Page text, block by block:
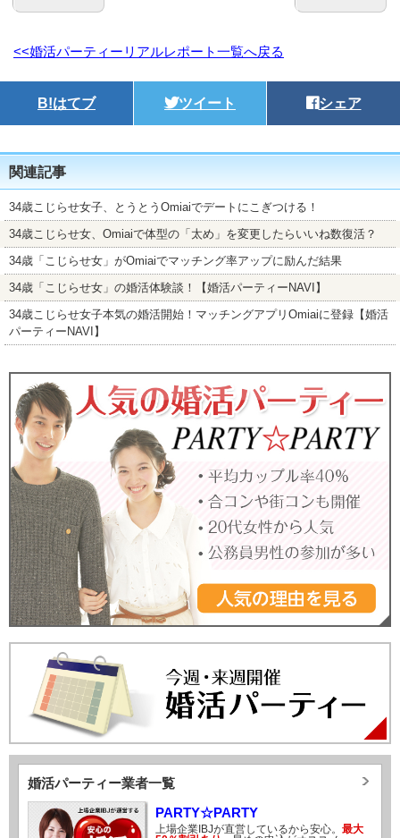
<<婚活パーティーリアルレポート一覧へ戻る
B!はてブ ツイート シェア
関連記事
34歳こじらせ女子、とうとうOmiaiでデートにこぎつける！
34歳こじらせ女、Omiaiで体型の「太め」を変更したらいいね数復活？
34歳「こじらせ女」がOmiaiでマッチング率アップに励んだ結果
34歳「こじらせ女」の婚活体験談！【婚活パーティーNAVI】
34歳こじらせ女子本気の婚活開始！マッチングアプリOmiaiに登録【婚活
パーティーNAVI】
婚活パーティー業者一覧
PARTY☆PARTY
上場企業IBJが直営しているから安心。 最大